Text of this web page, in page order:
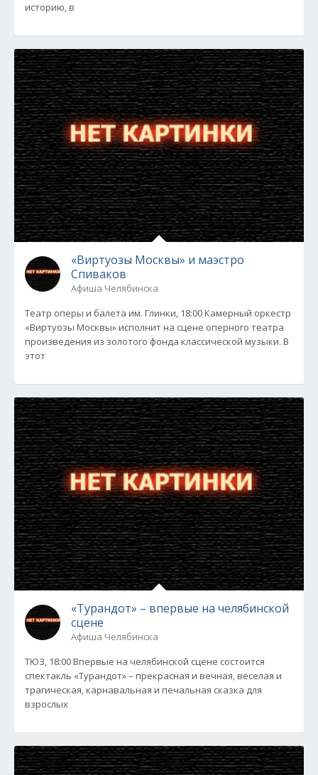
историю, в
«Виртуозы Москвы» и маэстро
Спиваков
Афиша Челябинска
Театр оперы и балета им. Глинки, 18:00 Камерный оркестр
«Виртуозы Москвы» исполнит на сцене оперного театра
произведения из золотого фонда классической музыки. В
этот
«Турандот» – впервые на челябинской
сцене
Афиша Челябинска
ТЮЗ, 18:00 Впервые на челябинской сцене состоится
спектакль «Турандот» – прекрасная и вечная, веселая и
трагическая, карнавальная и печальная сказка для
взрослых